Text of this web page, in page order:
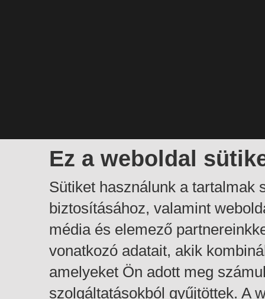
Ez a weboldal
Sütiket használunk a tartalmak
biztosításához, valamint
média és elemező
vonatkozó adatait, akik
amelyeket Ön adott meg
szolgáltatásokból gyűjtöttek. A